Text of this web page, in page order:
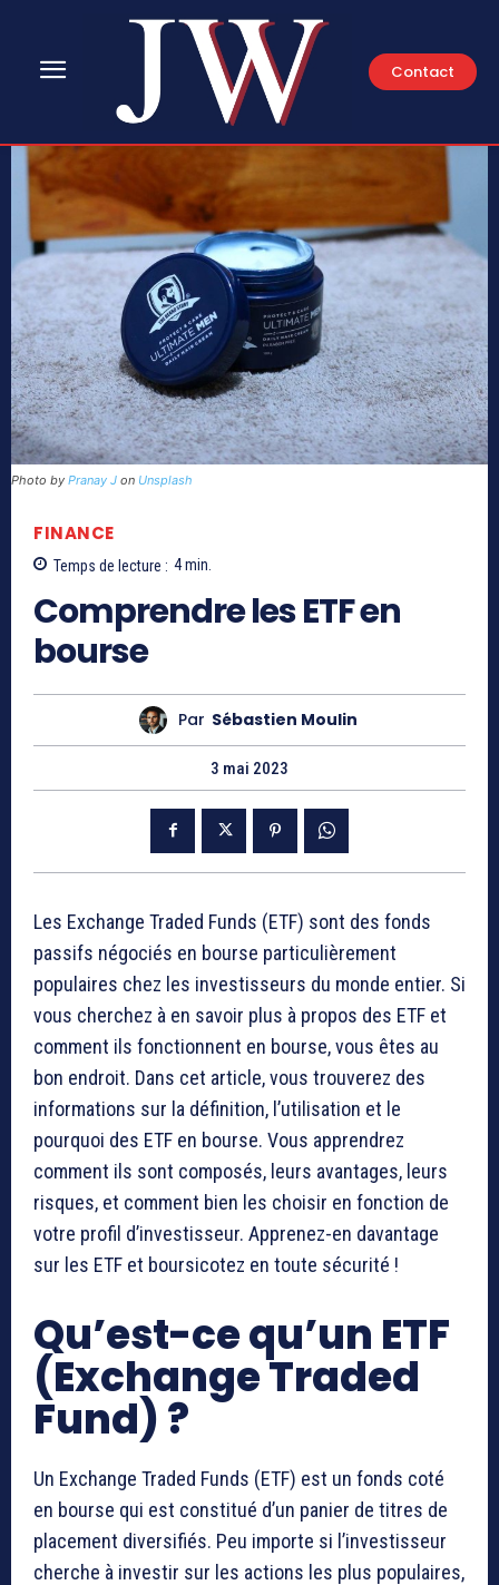
Contact
Photo by Pranay J on Unsplash
FINANCE
Temps de lecture : 4min.
Comprendre les ETF en
bourse
Par Sébastien Moulin
3 mai 2023
Les Exchange Traded Funds (ETF) sont des fonds
passifs négociés en bourse particulièrement
populaires chez les investisseurs du monde entier. Si
vous cherchez à en savoir plus à propos des ETF et
comment ils fonctionnent en bourse, vous êtes au
bon endroit. Dans cet article, vous trouverez des
informations sur la définition, l’utilisation et le
pourquoi des ETF en bourse. Vous apprendrez
comment ils sont composés, leurs avantages, leurs
risques, et comment bien les choisir en fonction de
votre profil d’investisseur. Apprenez-en davantage
sur les ETF et boursicotez en toute sécurité !
Qu’est-ce qu’un ETF
(Exchange Traded
Fund) ?
Un Exchange Traded Funds (ETF) est un fonds coté
en bourse qui est constitué d’un panier de titres de
placement diversifiés. Peu importe si l’investisseur
cherche à investir sur les actions les plus populaires,